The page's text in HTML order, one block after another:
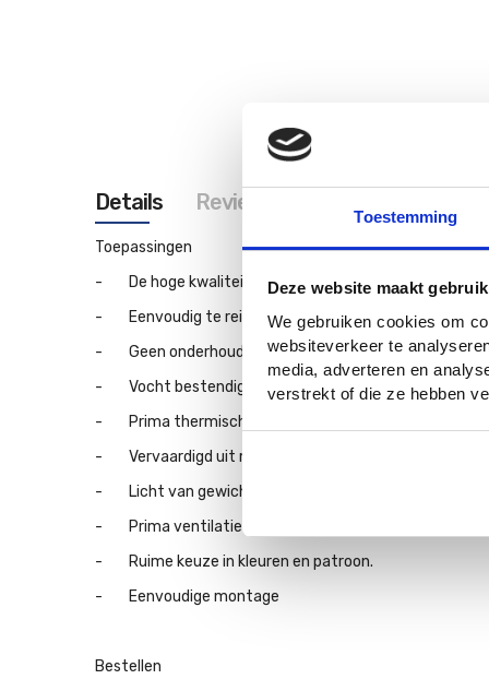
Toestemming
Deze website maakt
We gebruiken cookies om
websiteverkeer te
media, adverteren en
verstrekt of die ze hebben
Details
Toepassingen
- De hoge kwaliteit panelen zijn bestand tegen stoten
- Eenvoudig te reinigen.
- Geen onderhoud nodig zoals schilderen of schuren.
- Vocht bestendig.
- Prima thermische isolatie.
- Vervaardigd uit milieuvriendelijk materiaal.
- Licht van gewicht en daardoor eenvoudig te
- Prima ventilatie van de gevel, eventueel met extra
- Ruime keuze in kleuren en patroon.
- Eenvoudige montage
Bestellen
Reviews